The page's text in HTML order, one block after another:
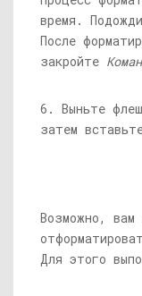
время.
После
закройте
6. Выньте
затем
Возможно, вам
Для этого